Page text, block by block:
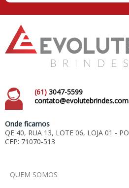
(61) 3047-5599
Onde ficamos
QE 40, RUA 13, LOTE 06, LOJA 01 -
CEP: 71070-513
QUEM SOMOS